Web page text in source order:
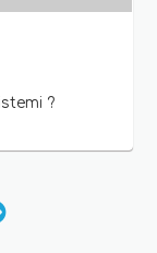
?